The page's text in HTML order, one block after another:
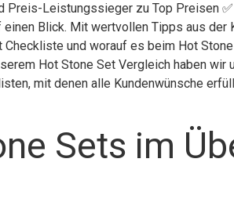
Preis-Leistungssieger zu Top Preisen
einen Blick. Mit wertvollen Tipps aus
Checkliste und worauf es beim Hot
Hot Stone Set Vergleich haben
mit denen alle Kundenwünsche
Sets im